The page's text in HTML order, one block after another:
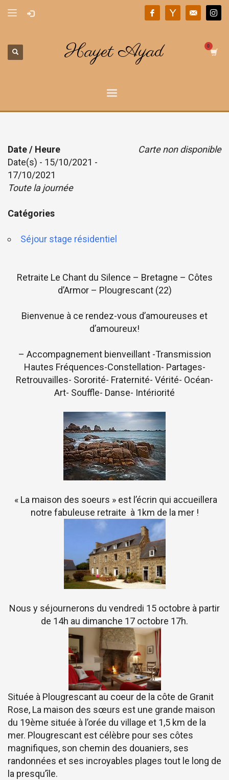
Hayet Ayad
Carte non disponible
Date / Heure
Date(s) - 15/10/2021 -
17/10/2021
Toute la journée
Catégories
Séjour stage résidentiel
Retraite Le Chant du Silence – Bretagne – Côtes
d’Armor – Plougrescant (22)
Bienvenue à ce rendez-vous d’amoureuses et
d’amoureux!
– Accompagnement bienveillant -Transmission
Hautes Fréquences-Constellation- Partages-
Retrouvailles- Sororité- Fraternité- Vérité- Océan-
Art- Souffle- Danse- Intériorité
« La maison des soeurs » est l’écrin qui accueillera
notre fabuleuse retraite à 1km de la mer !
Nous y séjournerons du vendredi 15 octobre à partir
de 14h au dimanche 17 octobre 17h.
Située à Plougrescant au coeur de la côte de Granit
Rose, La maison des sœurs est une grande maison
du 19ème située à l’orée du village et 1,5 km de la
mer. Plougrescant est célèbre pour ses côtes
magnifiques, son chemin des douaniers, ses
randonnées et ses incroyables plages tout le long de
la presqu’île.